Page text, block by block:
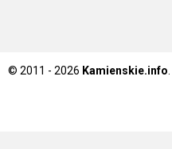
© 2011 - 2026 Kamienskie.info